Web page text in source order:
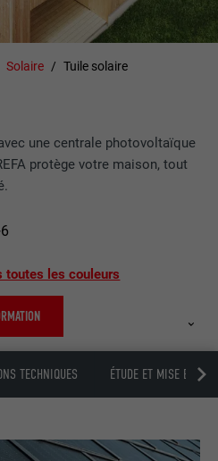
Solaire Tuile solaire
une centrale photovoltaïque
protège votre maison, tout
toutes les couleurs
TECHNIQUES ÉTUDE ET MISE EN